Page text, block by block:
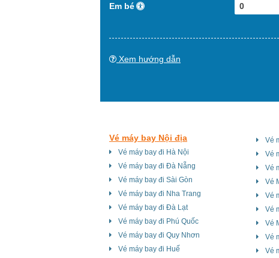
Em bé 0
Xem hướng dẫn
Vé máy bay Nội địa
Vé máy bay đi Hà Nội
Vé máy bay đi Đà Nẵng
Vé máy bay đi Sài Gòn
Vé máy bay đi Nha Trang
Vé máy bay đi Đà Lạt
Vé máy bay đi Phú Quốc
Vé máy bay đi Quy Nhơn
Vé máy bay đi Huế
Vé
Vé
Vé
Vé
Vé
Vé
Vé
Vé
Vé